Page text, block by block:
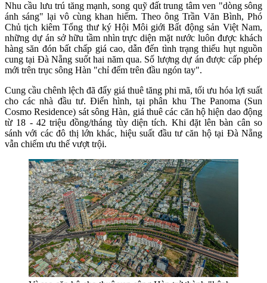
Nhu cầu lưu trú tăng mạnh, song quỹ đất trung tâm ven "dòng sông
ánh sáng" lại vô cùng khan hiếm. Theo ông Trần Văn Bình, Phó
Chủ tịch kiêm Tổng thư ký Hội Môi giới Bất động sản Việt Nam,
những dự án sở hữu tầm nhìn trực diện mặt nước luôn được khách
hàng săn đón bất chấp giá cao, dẫn đến tình trạng thiếu hụt nguồn
cung tại Đà Nẵng suốt hai năm qua. Số lượng dự án được cấp phép
mới trên trục sông Hàn "chỉ đếm trên đầu ngón tay".
Cung cầu chênh lệch đã đẩy giá thuê tăng phi mã, tối ưu hóa lợi suất
cho các nhà đầu tư. Điển hình, tại phân khu The Panoma (Sun
Cosmo Residence) sát sông Hàn, giá thuê các căn hộ hiện dao động
từ 18 - 42 triệu đồng/tháng tùy diện tích. Khi đặt lên bàn cân so
sánh với các đô thị lớn khác, hiệu suất đầu tư căn hộ tại Đà Nẵng
vẫn chiếm ưu thế vượt trội.